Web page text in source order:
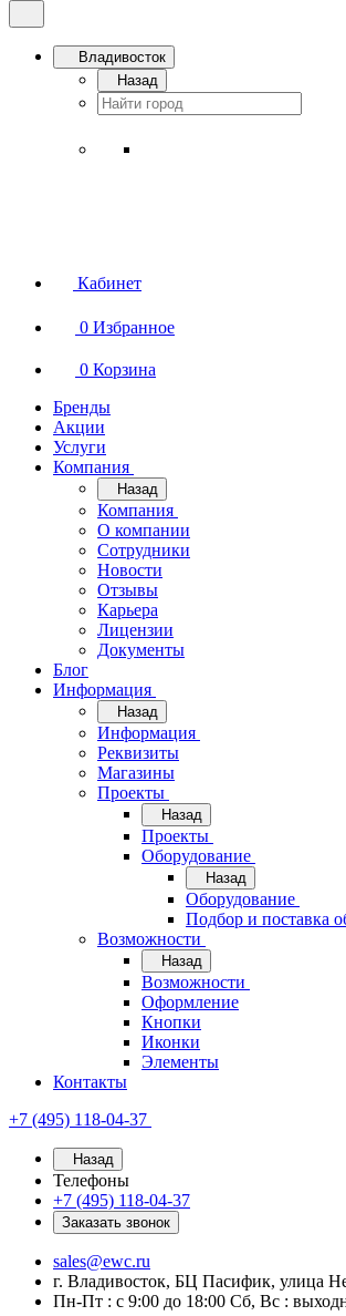
Владивосток
Назад
Кабинет
0 Избранное
0 Корзина
Бренды
Акции
Услуги
Компания
Назад
Компания
О компании
Сотрудники
Новости
Отзывы
Карьера
Лицензии
Документы
Блог
Информация
Назад
Информация
Реквизиты
Магазины
Проекты
Назад
Проекты
Оборудование
Назад
Оборудование
Подбор и поставка
Возможности
Назад
Возможности
Оформление
Кнопки
Иконки
Элементы
Контакты
+7 (495) 118-04-37
Назад
Телефоны
+7 (495) 118-04-37
Заказать звонок
sales@ewc.ru
г. Владивосток, БЦ Пасифик, улица
Пн-Пт : с 9:00 до 18:00 Сб, Вс :